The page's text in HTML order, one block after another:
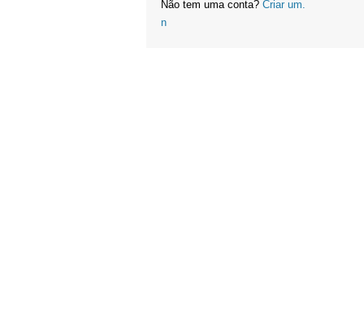
Não tem uma conta? Criar um.
n